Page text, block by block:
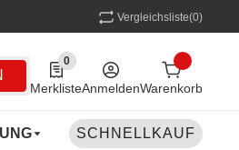
Vergleichsliste(0)
0
0 Produkte in der Liste
MerklisteAnmeldenWarenkorb
MEHRWEG
SCHNELLKAUF